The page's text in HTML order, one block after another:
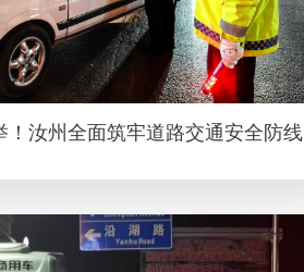
！汝州全面筑牢道路交通安全防线